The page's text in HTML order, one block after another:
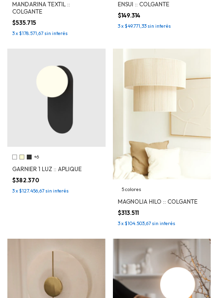
MANDARINA TEXTIL ::
COLGANTE
$535.715
3x$178.571,67 sin interés
ENSUI :: COLGANTE
$149.314
3x$49.771,33 sin interés
+6
GARNIER 1 LUZ :: APLIQUE
$382.370
3x$127.456,67 sin interés 5 colores
MAGNOLIA HILO :: COLGANTE
$313.511
3x$104.503,67 sin interés